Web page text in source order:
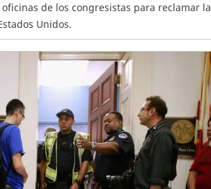
de los congresistas para reclamar la
Unidos.